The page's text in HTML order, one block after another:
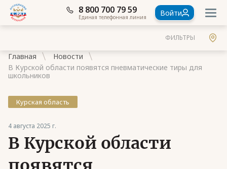
8 800 700 79 59
Единая телефонная линия Войти
ФИЛЬТРЫ
Главная
Новости
В Курской области появятся пневматические тиры для
школьников
Курская область
4 августа 2025 г.
В Курской области
Контакты
Стать членом Ассоциации ветеранов СВО